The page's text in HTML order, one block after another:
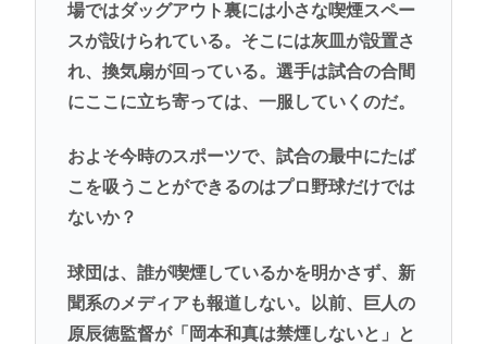
場ではダッグアウト裏には小さな喫煙スペー
スが設けられている。そこには灰皿が設置さ
れ、換気扇が回っている。選手は試合の合間
にここに立ち寄っては、一服していくのだ。
およそ今時のスポーツで、試合の最中にたば
こを吸うことができるのはプロ野球だけでは
ないか？
球団は、誰が喫煙しているかを明かさず、新
聞系のメディアも報道しない。以前、巨人の
原辰徳監督が「岡本和真は禁煙しないと」と